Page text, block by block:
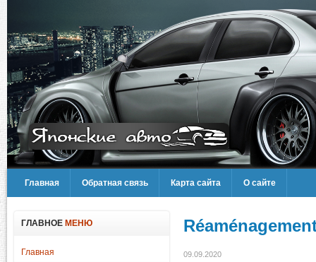
Главная Обратная связь Карта сайта О сайте
ГЛАВНОЕ МЕНЮ
Главная
09.09.2020